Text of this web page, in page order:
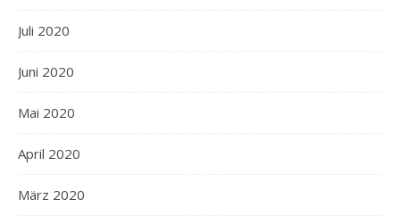
Juli 2020
Juni 2020
Mai 2020
April 2020
März 2020